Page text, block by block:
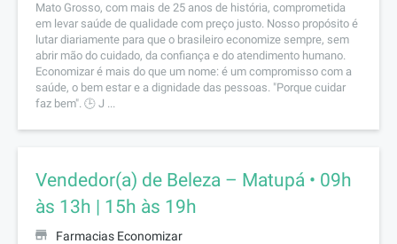
Mato Grosso, com mais de 25 anos de história, comprometida
em levar saúde de qualidade com preço justo. Nosso propósito é
lutar diariamente para que o brasileiro economize sempre, sem
abrir mão do cuidado, da confiança e do atendimento humano.
Economizar é mais do que um nome: é um compromisso com a
saúde, o bem estar e a dignidade das pessoas. "Porque cuidar
faz bem". 🕒 J ...
Vendedor(a) de Beleza – Matupá • 09h
às 13h | 15h às 19h
Farmacias Economizar